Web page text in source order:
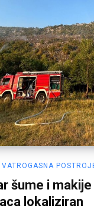
šume i
lokaliziran